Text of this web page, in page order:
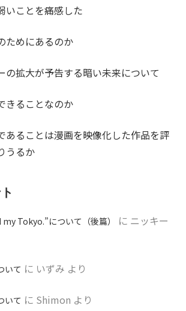
いことを痛感した
ためにあるのか
の拡大が予告する暗い未来について
きることなのか
あることは漫画を映像化した作品を評
うるか
Tokyo.”について（後篇） に ニッキー
いて に いずみ より
いて に Shimon より